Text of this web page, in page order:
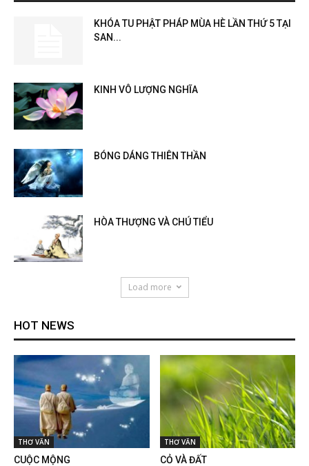
KHÓA TU PHẬT PHÁP MÙA HÈ LẦN THỨ 5 TẠI
SAN...
KINH VÔ LƯỢNG NGHĨA
BÓNG DÁNG THIÊN THẦN
HÒA THƯỢNG VÀ CHÚ TIỂU
Load more
HOT NEWS
THƠ VĂN
CUỘC MỘNG
THƠ VĂN
CỎ VÀ ĐẤT